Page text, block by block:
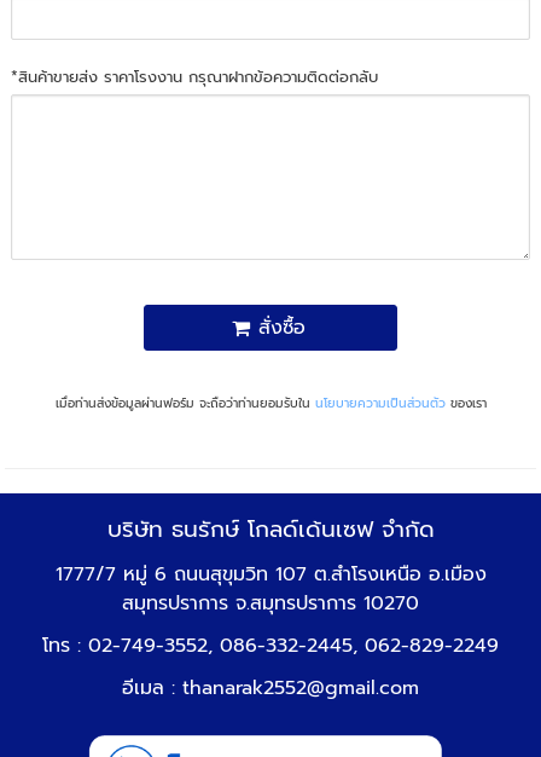
*สินค้าขายส่ง ราคาโรงงาน กรุณาฝากข้อความติดต่อกลับ
สั่งซื้อ
เมื่อท่านส่งข้อมูลผ่านฟอร์ม จะถือว่าท่านยอมรับใน นโยบายความเป็นส่วนตัวของเรา
บริษัท ธนรักษ์ โกลด์เด้นเซฟ จำกัด
1777/7 หมู่ 6 ถนนสุขุมวิท 107 ต.สำโรงเหนือ อ.เมือง
สมุทรปราการ จ.สมุทรปราการ 10270
โทร : 02-749-3552, 086-332-2445, 062-829-2249
อีเมล : thanarak2552@gmail.com